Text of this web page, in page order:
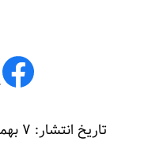
تاریخ انتشار: ۷ بهمن ۱۳۹۵